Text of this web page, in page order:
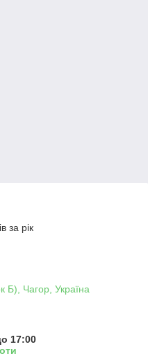
за рік
Б), Чагор, Україна
17:00